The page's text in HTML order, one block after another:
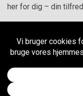
her for dig – din